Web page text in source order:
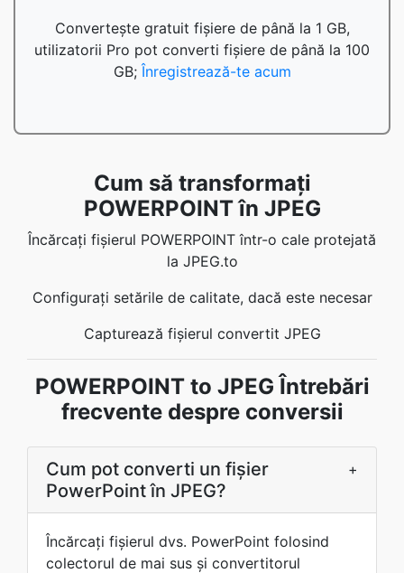
Convertește gratuit fișiere de până la 1 GB,
utilizatorii Pro pot converti fișiere de până la 100
GB;Înregistrează-te acum
Cum să transformaţi
POWERPOINT în JPEG
Încărcaţi fișierul POWERPOINT într-o cale protejată
la JPEG.to
Configurați setările de calitate, dacă este necesar
Capturează fișierul convertit JPEG
POWERPOINT to JPEG Întrebări
frecvente despre conversii
Cum pot converti un fișier
PowerPoint în JPEG?
+
Încărcaţi fișierul dvs. PowerPoint folosind
colectorul de mai sus şi convertitorul